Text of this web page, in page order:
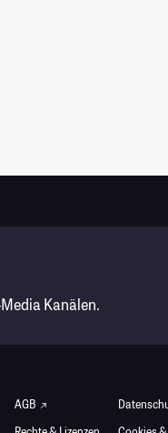
Kanälen.
AGB